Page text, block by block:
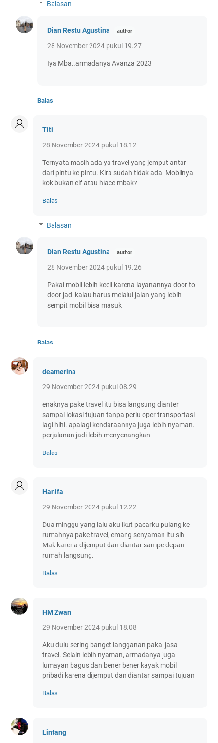
Balasan
Dian Restu Agustina
28 November 2024 pukul 19.27
Iya Mba..armadanya Avanza 2023
Balas
Titi
28 November 2024 pukul 18.12
Ternyata masih ada ya travel yang jemput antar
dari pintu ke pintu. Kira sudah tidak ada. Mobilnya
kok bukan elf atau hiace mbak?
Balas
Balasan
Dian Restu Agustina
28 November 2024 pukul 19.26
Pakai mobil lebih kecil karena layanannya door to
door jadi kalau harus melalui jalan yang lebih
sempit mobil bisa masuk
Balas
deamerina
29 November 2024 pukul 08.29
enaknya pake travel itu bisa langsung dianter
sampai lokasi tujuan tanpa perlu oper transportasi
lagi hihi. apalagi kendaraannya juga lebih nyaman.
perjalanan jadi lebih menyenangkan
Balas
Hanifa
29 November 2024 pukul 12.22
Dua minggu yang lalu aku ikut pacarku pulang ke
rumahnya pake travel, emang senyaman itu sih
Mak karena dijemput dan diantar sampe depan
rumah langsung.
Balas
HM Zwan
29 November 2024 pukul 18.08
Aku dulu sering banget langganan pakai jasa
travel. Selain lebih nyaman, armadanya juga
lumayan bagus dan bener bener kayak mobil
pribadi karena dijemput dan diantar sampai tujuan
Balas
Lintang